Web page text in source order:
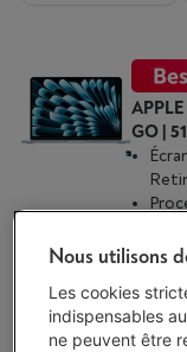
GO |
€
Nous utilisons
Les cookies
indispensables
ne peuvent être